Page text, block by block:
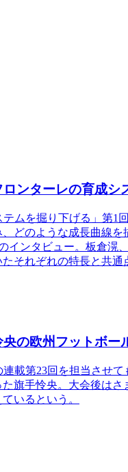
ンターレの育成
ムを掘り下げる」第
どのような成長曲線
インタビュー。板倉
それぞれの特長と共通
の欧州フットボー
載第23回を担当させ
旗手怜央。大会後は
いるという。